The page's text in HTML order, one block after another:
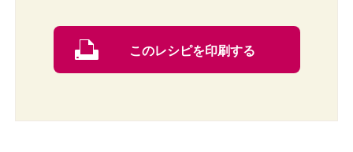
このレシピを印刷する